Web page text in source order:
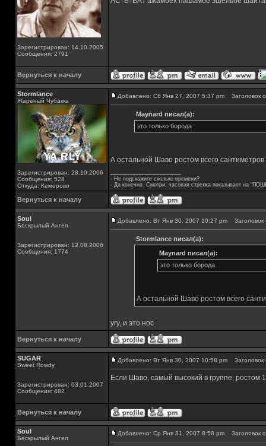
Зарегистрирован: 14.10.2005
Сообщения: 2791
Вернуться к началу
Stormlance
Жареный Чубакка
Зарегистрирован: 28.10.2006
Сообщения: 528
Откуда: Кемерово
Добавлено: Сб Янв 27, 2007 5:37 pm Заголовок
Maynard писал(а):
это только борода
А остальной Шаво ростом всего сантиметров
- Не подскажите сколько времени?
- Да конечно. Смотри, часовая стрелка показывает на
Вернуться к началу
Soul
Бескрылый Ангел
Зарегистрирован: 12.08.2006
Сообщения: 1774
Добавлено: Вт Янв 30, 2007 10:27 pm Заголовок
Stormlance писал(а):
Maynard писал(а):
это только борода
А остальной Шаво ростом всего
угу, и это нос
Вернуться к началу
SUGAR
Sweet Rowdy
Зарегистрирован: 03.01.2007
Сообщения: 482
Добавлено: Вт Янв 30, 2007 10:58 pm Заголовок
Если Шаво, самый высокий в группе, ростом
Вернуться к началу
Soul
Бескрылый Ангел
Добавлено: Ср Янв 31, 2007 8:58 pm Заголовок